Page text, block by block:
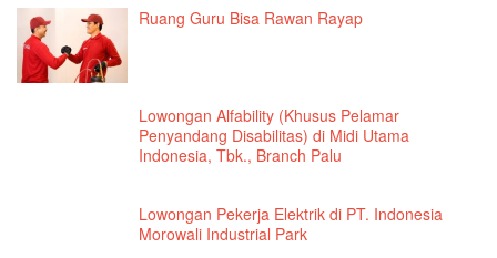
Ruang Guru Bisa Rawan Rayap
Lowongan Alfability (Khusus Pelamar
Penyandang Disabilitas) di Midi Utama
Indonesia, Tbk., Branch Palu
Lowongan Pekerja Elektrik di PT. Indonesia
Morowali Industrial Park